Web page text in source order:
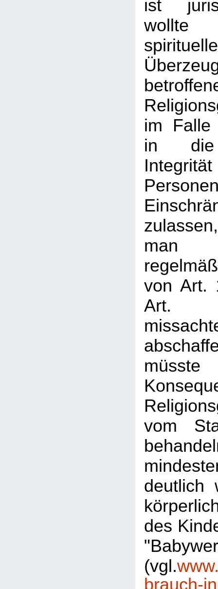
ist
im Falle
in die
man
von Art.
Art.
vom
deutlich
des
(vgl.
brauch-